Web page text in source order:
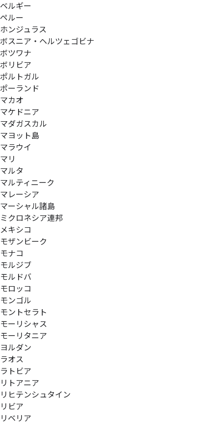
ベルギー
ペルー
ホンジュラス
ボスニア・ヘルツェゴビナ
ボツワナ
ボリビア
ポルトガル
ポーランド
マカオ
マケドニア
マダガスカル
マヨット島
マラウイ
マリ
マルタ
マルティニーク
マレーシア
マーシャル諸島
ミクロネシア連邦
メキシコ
モザンビーク
モナコ
モルジブ
モルドバ
モロッコ
モンゴル
モントセラト
モーリシャス
モーリタニア
ヨルダン
ラオス
ラトビア
リトアニア
リヒテンシュタイン
リビア
リベリア